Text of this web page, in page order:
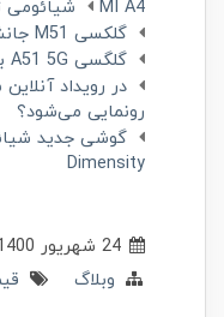
MI A4 شیائومی تولید نخواهد شد
گلکسی M51 جانشین M40 می‌شود
گلگسی A51 5G به بازار می‌آید
در رویداد
رونمایی می‌شود؟
گوشی جدید
Dimensity
وبلاگ